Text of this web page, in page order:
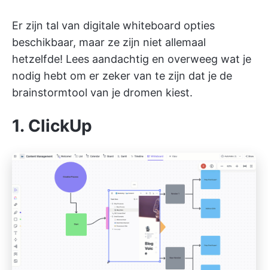
Er zijn tal van digitale whiteboard opties
beschikbaar, maar ze zijn niet allemaal
hetzelfde! Lees aandachtig en overweeg wat je
nodig hebt om er zeker van te zijn dat je de
brainstormtool van je dromen kiest.
1. ClickUp